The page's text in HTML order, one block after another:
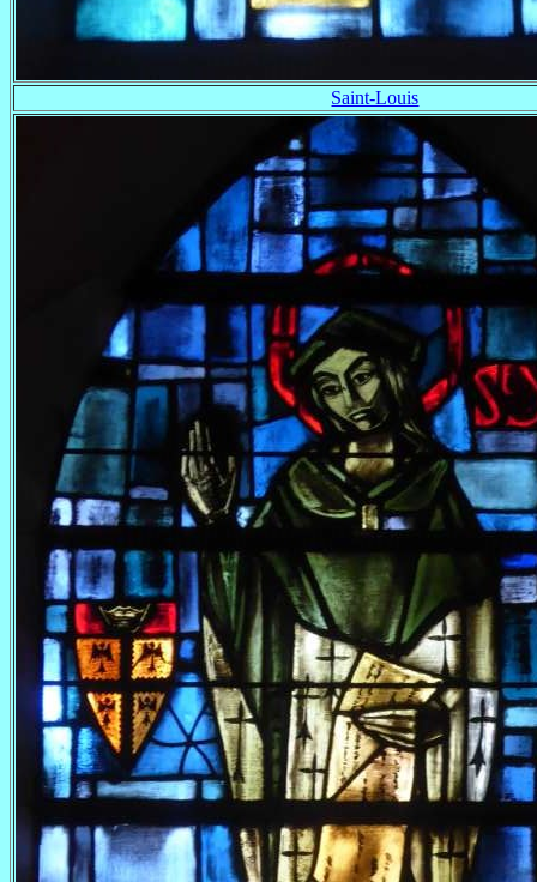
Saint-Louis